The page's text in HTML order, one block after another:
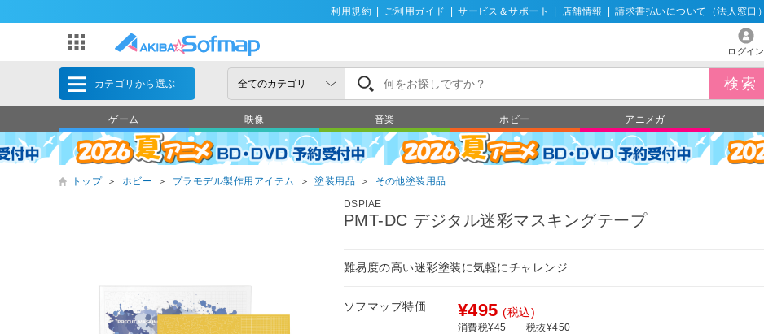
利用規約 ご利用ガイド サービス＆サポート 店舗情報 請求書払いについて（法人窓口）
ログイン
カテゴリから選ぶ
ゲーム 映像 音楽 ホビー アニメガ
トップ ＞ ホビー ＞ プラモデル製作用アイテム ＞ 塗装用品 ＞
その他塗装用品
DSPIAE
PMT-DC デジタル迷彩マスキングテープ
難易度の高い迷彩塗装に気軽にチャレンジ
ソフマップ特価 ¥495 (税込)
消費税¥45 税抜¥450